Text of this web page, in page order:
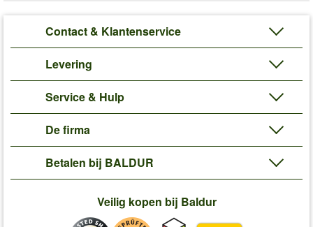
Contact & Klantenservice
Levering
Service & Hulp
De firma
Betalen bij BALDUR
Veilig kopen bij Baldur